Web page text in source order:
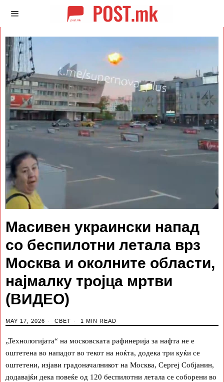
Масивен украински напад
со беспилотни летала врз
Москва и околните области,
најмалку тројца мртви
(ВИДЕО)
MAY 17, 2026 СВЕТ 1 MIN READ
„Технологијата“ на московската рафинерија за нафта не е
оштетена во нападот во текот на ноќта, додека три куќи се
оштетени, изјави градоначалникот на Москва, Сергеј Собјанин,
додавајќи дека повеќе од 120 беспилотни летала се соборени во